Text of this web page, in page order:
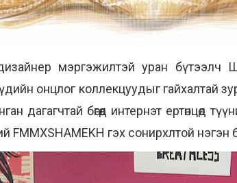
мэргэжилтэй уран бүтээлч
онцлог коллекцуудыг гайхалтай
дагагчтай бөгөөд интернэт ертөнцөд
FMMXSHAMEKH гэх сонирхлтой